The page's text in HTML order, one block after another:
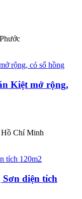
Kiệt mở rộng,
Hồ Chí Minh
diện tích